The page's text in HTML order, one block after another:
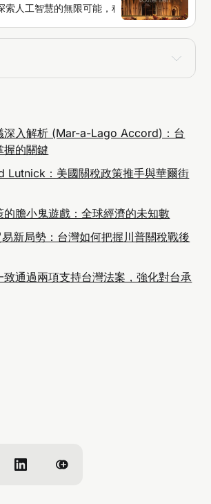
響？本文將深入剖析這
局
索人工智慧的無限可能，科技新聞深度解析
施法案》
：要求美國國務院每五年審
指導方針，並向國會報告，以確保合
結法案》
國際組織的解釋，並指導美國在國際
深入解析 (Mar-a-Lago Accord)：台
握的關鍵
Lutnick：美國關稅政策推手與華爾街
的膽小鬼遊戲：全球經濟的未知數
新局勢：台灣如何把握川普關稅戰後
致通過兩項支持台灣法案，強化對台承